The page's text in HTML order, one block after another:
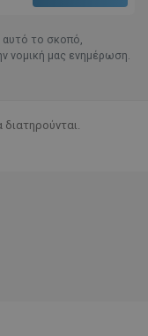
αυτό το σκοπό,
νομική μας ενημέρωση.